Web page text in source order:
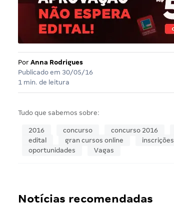
Por Anna Rodrigues
Publicado em 30/05/16
1 min. de leitura
Tudo que sabemos sobre:
2016 concurso concurso 2016
edital
gran cursos online inscrições
oportunidades
Vagas
Notícias recomendadas